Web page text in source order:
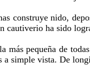
construye nido,
cautiverio ha sido
más pequeña de
simple vista. De